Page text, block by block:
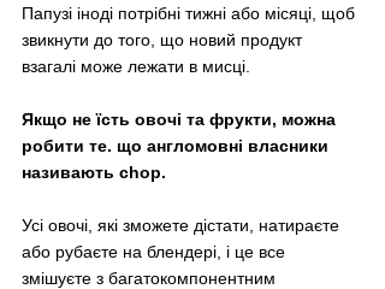
Папузі іноді потрібні тижні або місяці, щоб
звикнути до того, що новий продукт
взагалі може лежати в мисці.
Якщо не їсть овочі та фрукти, можна
робити те. що англомовні власники
називають chop.
Усі овочі, які зможете дістати, натираєте
або рубаєте на блендері, і це все
змішуєте з багатокомпонентним